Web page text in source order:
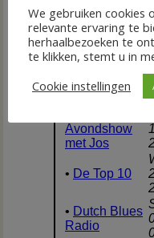
We gebruiken cookies
relevante ervaring te
herhaalbezoeken te
te klikken, stemt u in
Cookie instellingen